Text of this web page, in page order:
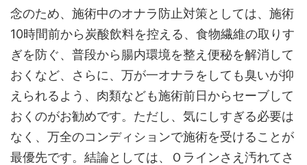
念のため、施術中のオナラ防止対策としては、施術
10時間前から炭酸飲料を控える、食物繊維の取りす
ぎを防ぐ、普段から腸内環境を整え便秘を解消して
おくなど、さらに、万が一オナラをしても臭いが抑
えられるよう、肉類なども施術前日からセーブして
おくのがお勧めです。ただし、気にしすぎる必要は
なく、万全のコンディションで施術を受けることが
最優先です。結論としては、Ｏラインさえ汚れてさ